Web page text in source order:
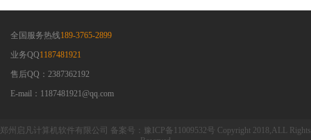
全国服务热线189-3765-2899
业务QQ1187481921
售后QQ：2387362192
E-mail：1187481921@qq.com
郑州启凡计算机软件有限公司 备案号：豫ICP备11009532号 Copyright 2018,ALL Rights